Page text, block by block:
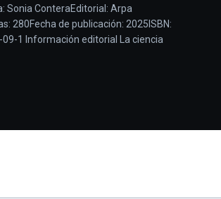
Sonia ConteraEditorial: Arpa
280Fecha de publicación: 2025ISBN:
1 Información editorial La ciencia